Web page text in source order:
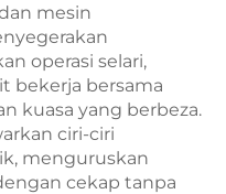
mesin
operasi selari,
bekerja bersama
kuasa yang berbeza.
ciri-ciri
menguruskan
cekap tanpa